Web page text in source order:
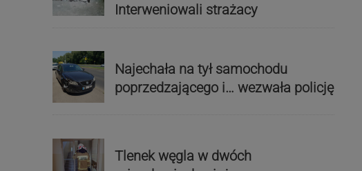
Interweniowali strażacy
Najechała na tył samochodu
poprzedzającego i… wezwała policję
Tlenek węgla w dwóch